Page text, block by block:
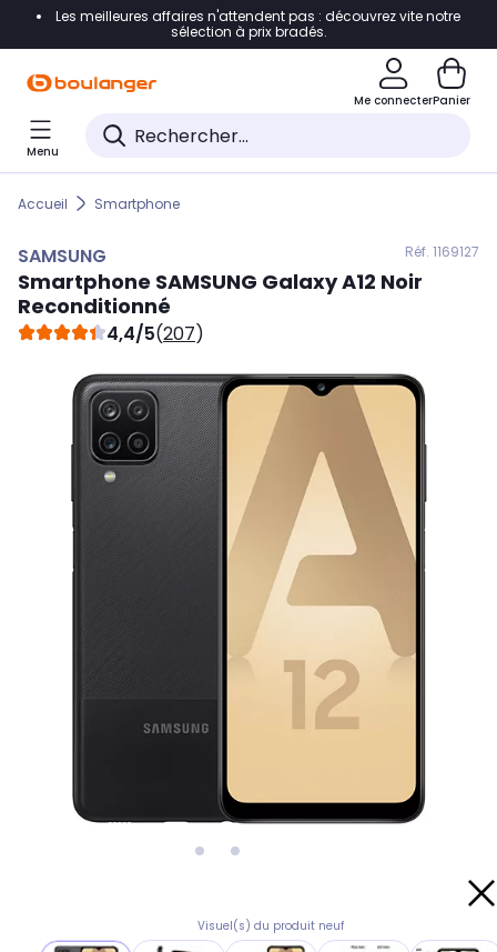
Accéder directement à la navigation
Accéder directement au pied de page
Accéder directement au chatbot
Les meilleures affaires n'attendent pas : découvrez vite notre
sélection à prix bradés.
Me connecterPanier
Menu
Accueil Smartphone
SAMSUNG Réf. 1169127
Smartphone SAMSUNG Galaxy A12 Noir
Reconditionné
4,4/5(207)
Visuel(s) du produit neuf